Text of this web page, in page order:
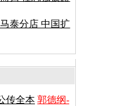
泰分店 中国扩
传全本 郭德纲-